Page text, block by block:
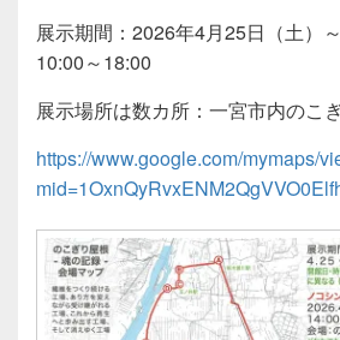
展示期間：2026年4月25日（土）
10:00～18:00
展示場所は数カ所：一宮市内のこ
https://www.google.com/mymaps/